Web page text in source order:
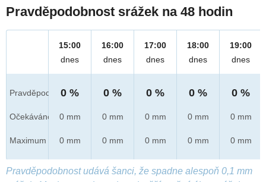
Pravděpodobnost srážek na 48 hodin
Pravděpod.
Očekáváno
Maximum
15:00
dnes
0 %
0 mm
0 mm
16:00
dnes
0 %
0 mm
0 mm
17:00
dnes
0 %
0 mm
0 mm
18:00
dnes
0 %
0 mm
0 mm
19:00
dnes
0 %
0 mm
0 mm
Pravděpodobnost udává šanci, že spadne alespoň 0,1 mm